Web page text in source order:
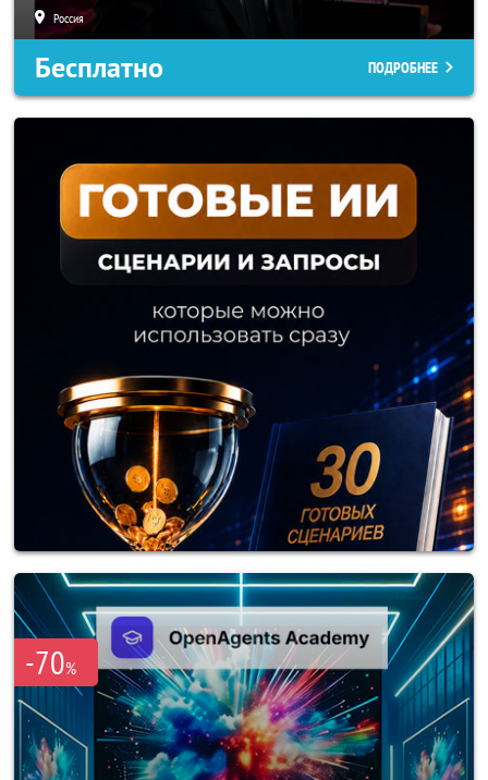
Россия
Бесплатно ПОДРОБНЕЕ
-70%